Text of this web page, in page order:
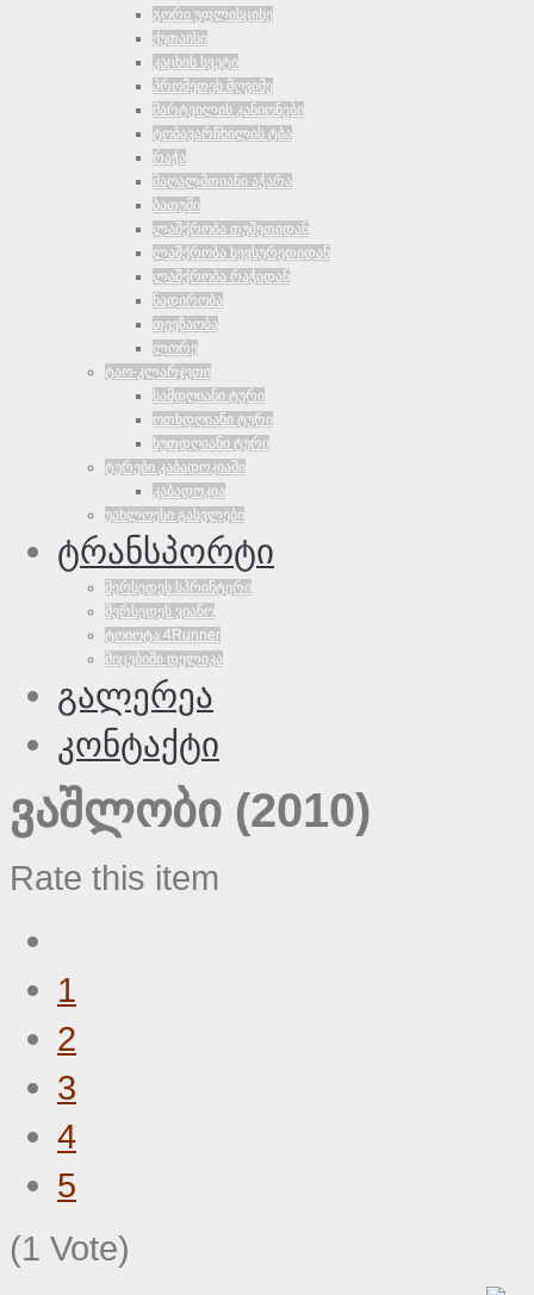
გორი უფლისციხე
ქუთაისი
კაცხის სვეტი
პრომეთეს მღვიმე
მარტვილის კანიონები
ტობავარჩხილის ტბა
რაჭა
მაღალმთიანი აჭარა
ბათუმი
ლაშქრობა თუშეთიდან
ლაშქრობა ხევსურეთიდან
ლაშქრობა რაჭიდან
ნადირობა
თევზაობა
ლორე
ტაო-კლარჯეთი
სამდღიანი ტური
ოთხდღიანი ტური
ხუთდღიანი ტური
ტურები კაბადოკიაში
კაბადოკია
უახლოესი გასვლები
ტრანსპორტი
მერსედეს სპრინტერი
მერსედეს ვიანო
ტოიოტა 4Runner
მიცუბიში დელიკა
გალერეა
კონტაქტი
ვაშლობი (2010)
Rate this item
1
2
3
4
5
(1 Vote)